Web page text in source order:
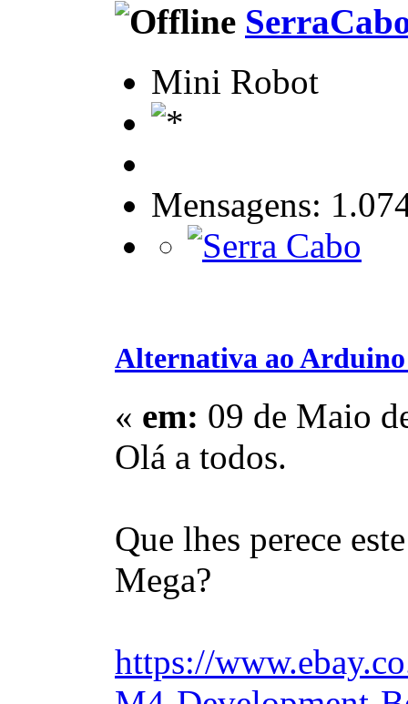
Mini Robot
Mensagens:
Alternativa ao
« em: 09 de Maio
Olá a todos.
Que lhes perece
Mega?
https://